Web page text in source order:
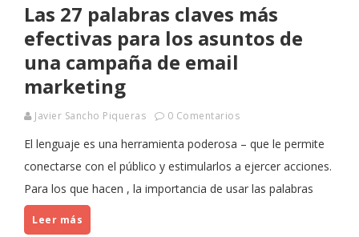
Las 27 palabras claves más
efectivas para los asuntos de
una campaña de email
marketing
Javier Sancho Piqueras 0 Comentarios
El lenguaje es una herramienta poderosa – que le permite
conectarse con el público y estimularlos a ejercer acciones.
Para los que hacen , la importancia de usar las palabras
Leer más